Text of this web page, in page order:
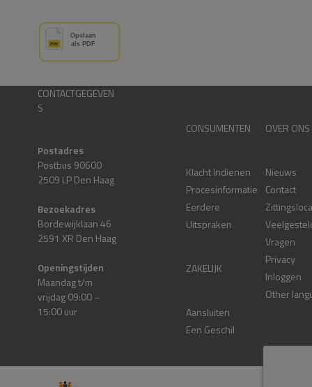
CONTACTGEGEVEN
S
Postadres
Postbus 90600
2509 LP Den Haag
Bezoekadres
Bordewijklaan 46
2591 XR Den Haag
Openingstijden
Maandag t/m
vrijdag 09:00 –
15:00 uur
CONSUMENTEN
Klacht Indienen
Procesinformatie
Eerdere
Uitspraken
ZAKELIJK
Aansluiten
Een Geschil
OVER ONS
Nieuws
Contact
Vragen
Privacy
Inloggen
Other